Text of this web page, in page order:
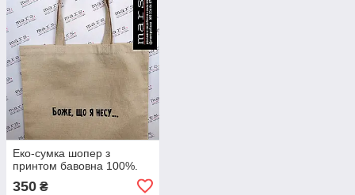
Еко-сумка шопер з
принтом бавовна 100%.
350 ₴